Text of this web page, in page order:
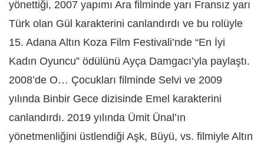
yönettiği, 2007 yapımı Ara filminde yarı Fransız yarı
Türk olan Gül karakterini canlandırdı ve bu rolüyle
15. Adana Altın Koza Film Festivali’nde “En İyi
Kadın Oyuncu” ödülünü Ayça Damgacı’yla paylaştı.
2008’de O… Çocukları filminde Selvi ve 2009
yılında Binbir Gece dizisinde Emel karakterini
canlandırdı. 2019 yılında Ümit Ünal’ın
yönetmenliğini üstlendiği Aşk, Büyü, vs. filmiyle Altın